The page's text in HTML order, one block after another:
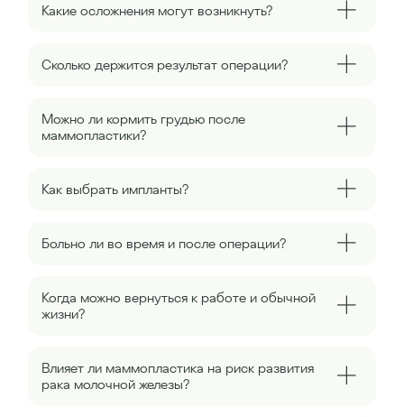
Какие осложнения могут возникнуть?
Сколько держится результат операции?
Можно ли кормить грудью после
маммопластики?
Как выбрать импланты?
Больно ли во время и после операции?
Когда можно вернуться к работе и обычной
жизни?
Влияет ли маммопластика на риск развития
рака молочной железы?